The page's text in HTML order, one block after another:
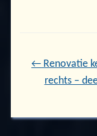
← Renovatie
rechts –